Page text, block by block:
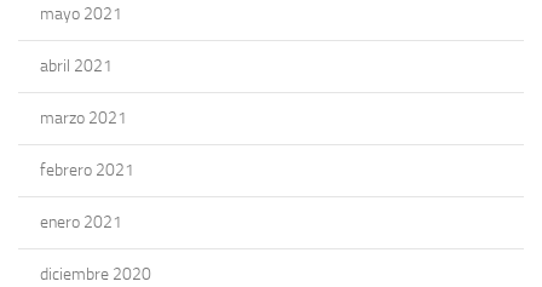
mayo 2021
abril 2021
marzo 2021
febrero 2021
enero 2021
diciembre 2020